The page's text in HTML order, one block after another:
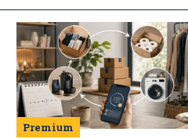
Premium